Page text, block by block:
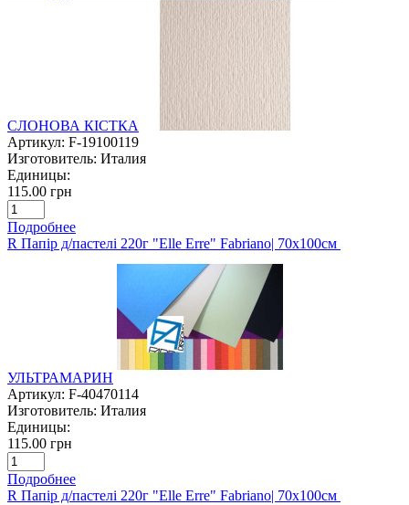
СЛОНОВА КІСТКА
Артикул: F-19100119
Изготовитель: Италия
Единицы:
115.00 грн
Подробнее
R Папір д/пастелі 220г "Elle Erre" Fabriano| 70х100см
УЛЬТРАМАРИН
Артикул: F-40470114
Изготовитель: Италия
Единицы:
115.00 грн
Подробнее
R Папір д/пастелі 220г "Elle Erre" Fabriano| 70х100см